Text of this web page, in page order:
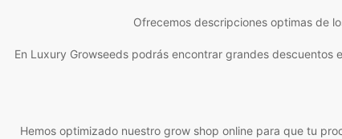
Ofrecemos descripciones optimas de
En Luxury Growseeds podrás encontrar grandes
Hemos optimizado nuestro grow shop online para que tu